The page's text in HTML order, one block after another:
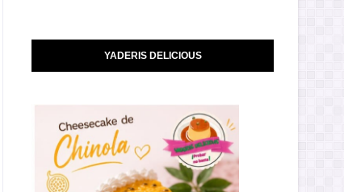
YADERIS DELICIOUS